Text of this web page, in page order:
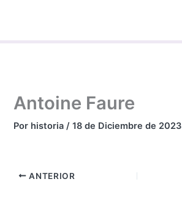
Antoine Faure
Por historia/18 de Diciembre de 2023
ANTERIOR